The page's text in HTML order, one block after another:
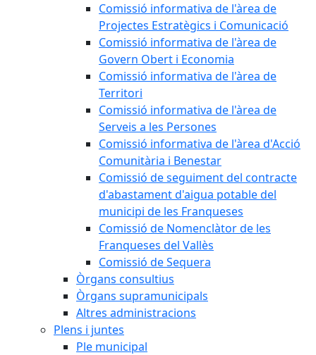
Comissió informativa de l'àrea de
Projectes Estratègics i Comunicació
Comissió informativa de l'àrea de
Govern Obert i Economia
Comissió informativa de l'àrea de
Territori
Comissió informativa de l'àrea de
Serveis a les Persones
Comissió informativa de l'àrea d'Acció
Comunitària i Benestar
Comissió de seguiment del contracte
d'abastament d'aigua potable del
municipi de les Franqueses
Comissió de Nomenclàtor de les
Franqueses del Vallès
Comissió de Sequera
Òrgans consultius
Òrgans supramunicipals
Altres administracions
Plens i juntes
Ple municipal